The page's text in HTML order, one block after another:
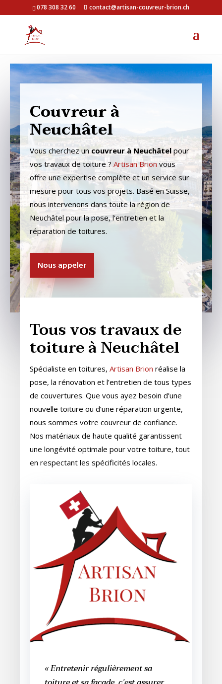
078 308 32 60 contact@artisan-couvreur-brion.ch
Couvreur à
Neuchâtel
Vous cherchez uncouvreur à Neuchâtel pour
vos travaux de toiture ?Artisan Brionvous
offre une expertise complète et un service sur
mesure pour tous vos projets. Basé en Suisse,
nous intervenons dans toute la région de
Neuchâtel pour la pose, l’entretien et la
réparation de toitures.
Nous appeler
Tous vos travaux de
toiture à Neuchâtel
Spécialiste en toitures,Artisan Brion réalise la
pose, la rénovation et l’entretien de tous types
de couvertures. Que vous ayez besoin d’une
nouvelle toiture ou d’une réparation urgente,
nous sommes votre couvreur de confiance.
Nos matériaux de haute qualité garantissent
une longévité optimale pour votre toiture, tout
en respectant les spécificités locales.
« Entretenir régulièrement sa